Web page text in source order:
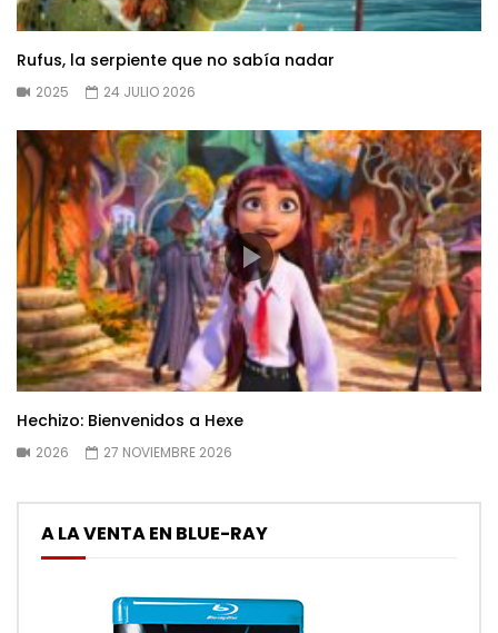
Rufus, la serpiente que no sabía nadar
2025 24 JULIO 2026
Hechizo: Bienvenidos a Hexe
2026 27 NOVIEMBRE 2026
A LA VENTA EN BLUE-RAY